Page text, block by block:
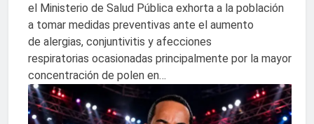
el Ministerio de Salud Pública exhorta a la población
a tomar medidas preventivas ante el aumento
de alergias, conjuntivitis y afecciones
respiratorias ocasionadas principalmente por la mayor
concentración de polen en…